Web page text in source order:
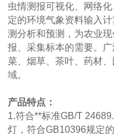
虫情测报可视化、网络
定的环境气象资料输入
测分析和预测，为农业
报、采集标本的需要。
菜、烟草、茶叶、药材
域。
产品特点：
1.符合**标准GB/T
灯，符合GB10396规定的